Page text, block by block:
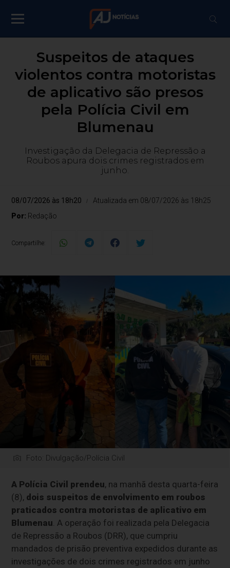
Suspeitos de ataques
violentos contra motoristas
de aplicativo são presos
pela Polícia Civil em
Blumenau
Investigação da Delegacia de Repressão a
Roubos apura dois crimes registrados em
junho.
08/07/2026 às 18h20
Atualizada em 08/07/2026 às 18h25
Por: Redação
Compartilhe:
Foto: Divulgação/Polícia Civil
A Polícia Civil prendeu, na manhã desta quarta-feira
(8), dois suspeitos de envolvimento em roubos
praticados contra motoristas de aplicativo em
Blumenau . A operação foi realizada pela Delegacia
de Repressão a Roubos (DRR), que cumpriu
mandados de prisão preventiva expedidos durante as
investigações de dois crimes registrados em junho